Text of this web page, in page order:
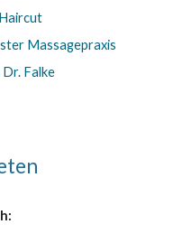
Massagepraxis
Falke